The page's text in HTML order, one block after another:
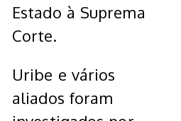
Estado à Suprema
Corte.
Uribe e vários
aliados foram